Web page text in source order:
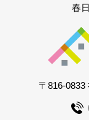
春
〒816-